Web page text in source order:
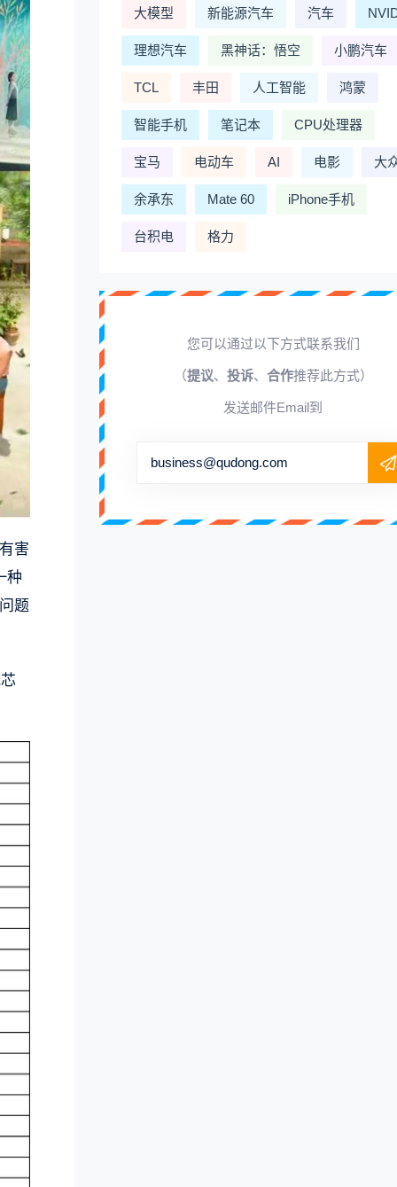
害
种
题
大模型 新能源汽车 汽车
理想汽车 黑神话：悟空 小鹏汽车
TCL 丰田 人工智能 鸿蒙
智能手机 笔记本 CPU处理器
宝马 电动车 AI 电影 大
余承东 Mate 60 iPhone手机
台积电 格力
您可以通过以下方式联系我们
（提议、 投诉、 合作推荐此方式）
发送邮件Email到
business@qudong.com